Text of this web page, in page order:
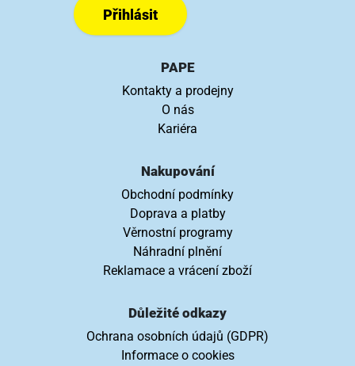
Přihlásit
PAPE
Kontakty a prodejny
O nás
Kariéra
Nakupování
Obchodní podmínky
Doprava a platby
Věrnostní programy
Náhradní plnění
Reklamace a vrácení zboží
Důležité odkazy
Ochrana osobních údajů (GDPR)
Informace o cookies